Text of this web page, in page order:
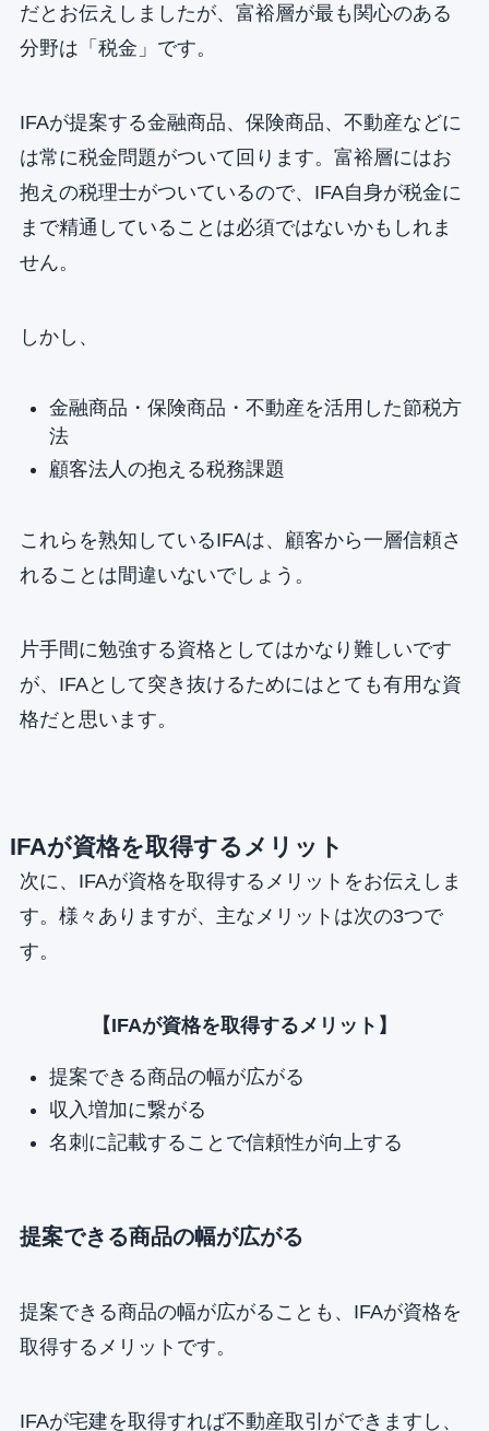
だとお伝えしましたが、富裕層が最も関心のある
分野は「税金」です。
IFAが提案する金融商品、保険商品、不動産などに
は常に税金問題がついて回ります。富裕層にはお
抱えの税理士がついているので、IFA自身が税金に
まで精通していることは必須ではないかもしれま
せん。
しかし、
金融商品・保険商品・不動産を活用した節税方
法
顧客法人の抱える税務課題
これらを熟知しているIFAは、顧客から一層信頼さ
れることは間違いないでしょう。
片手間に勉強する資格としてはかなり難しいです
が、IFAとして突き抜けるためにはとても有用な資
格だと思います。
IFAが資格を取得するメリット
次に、IFAが資格を取得するメリットをお伝えしま
す。様々ありますが、主なメリットは次の3つで
す。
【IFAが資格を取得するメリット】
提案できる商品の幅が広がる
収入増加に繋がる
名刺に記載することで信頼性が向上する
提案できる商品の幅が広がる
提案できる商品の幅が広がることも、IFAが資格を
取得するメリットです。
IFAが宅建を取得すれば不動産取引ができますし、